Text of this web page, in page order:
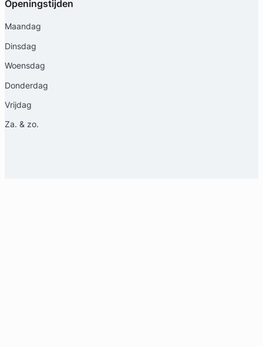
Openingstijden
Maandag
Dinsdag
Woensdag
Donderdag
Vrijdag
Za. & zo.